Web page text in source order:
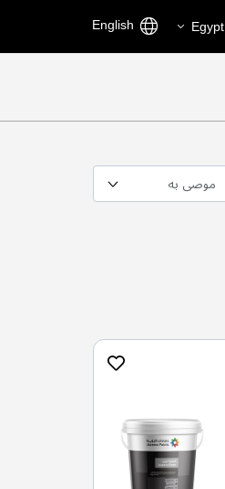
Egypt اللغة English